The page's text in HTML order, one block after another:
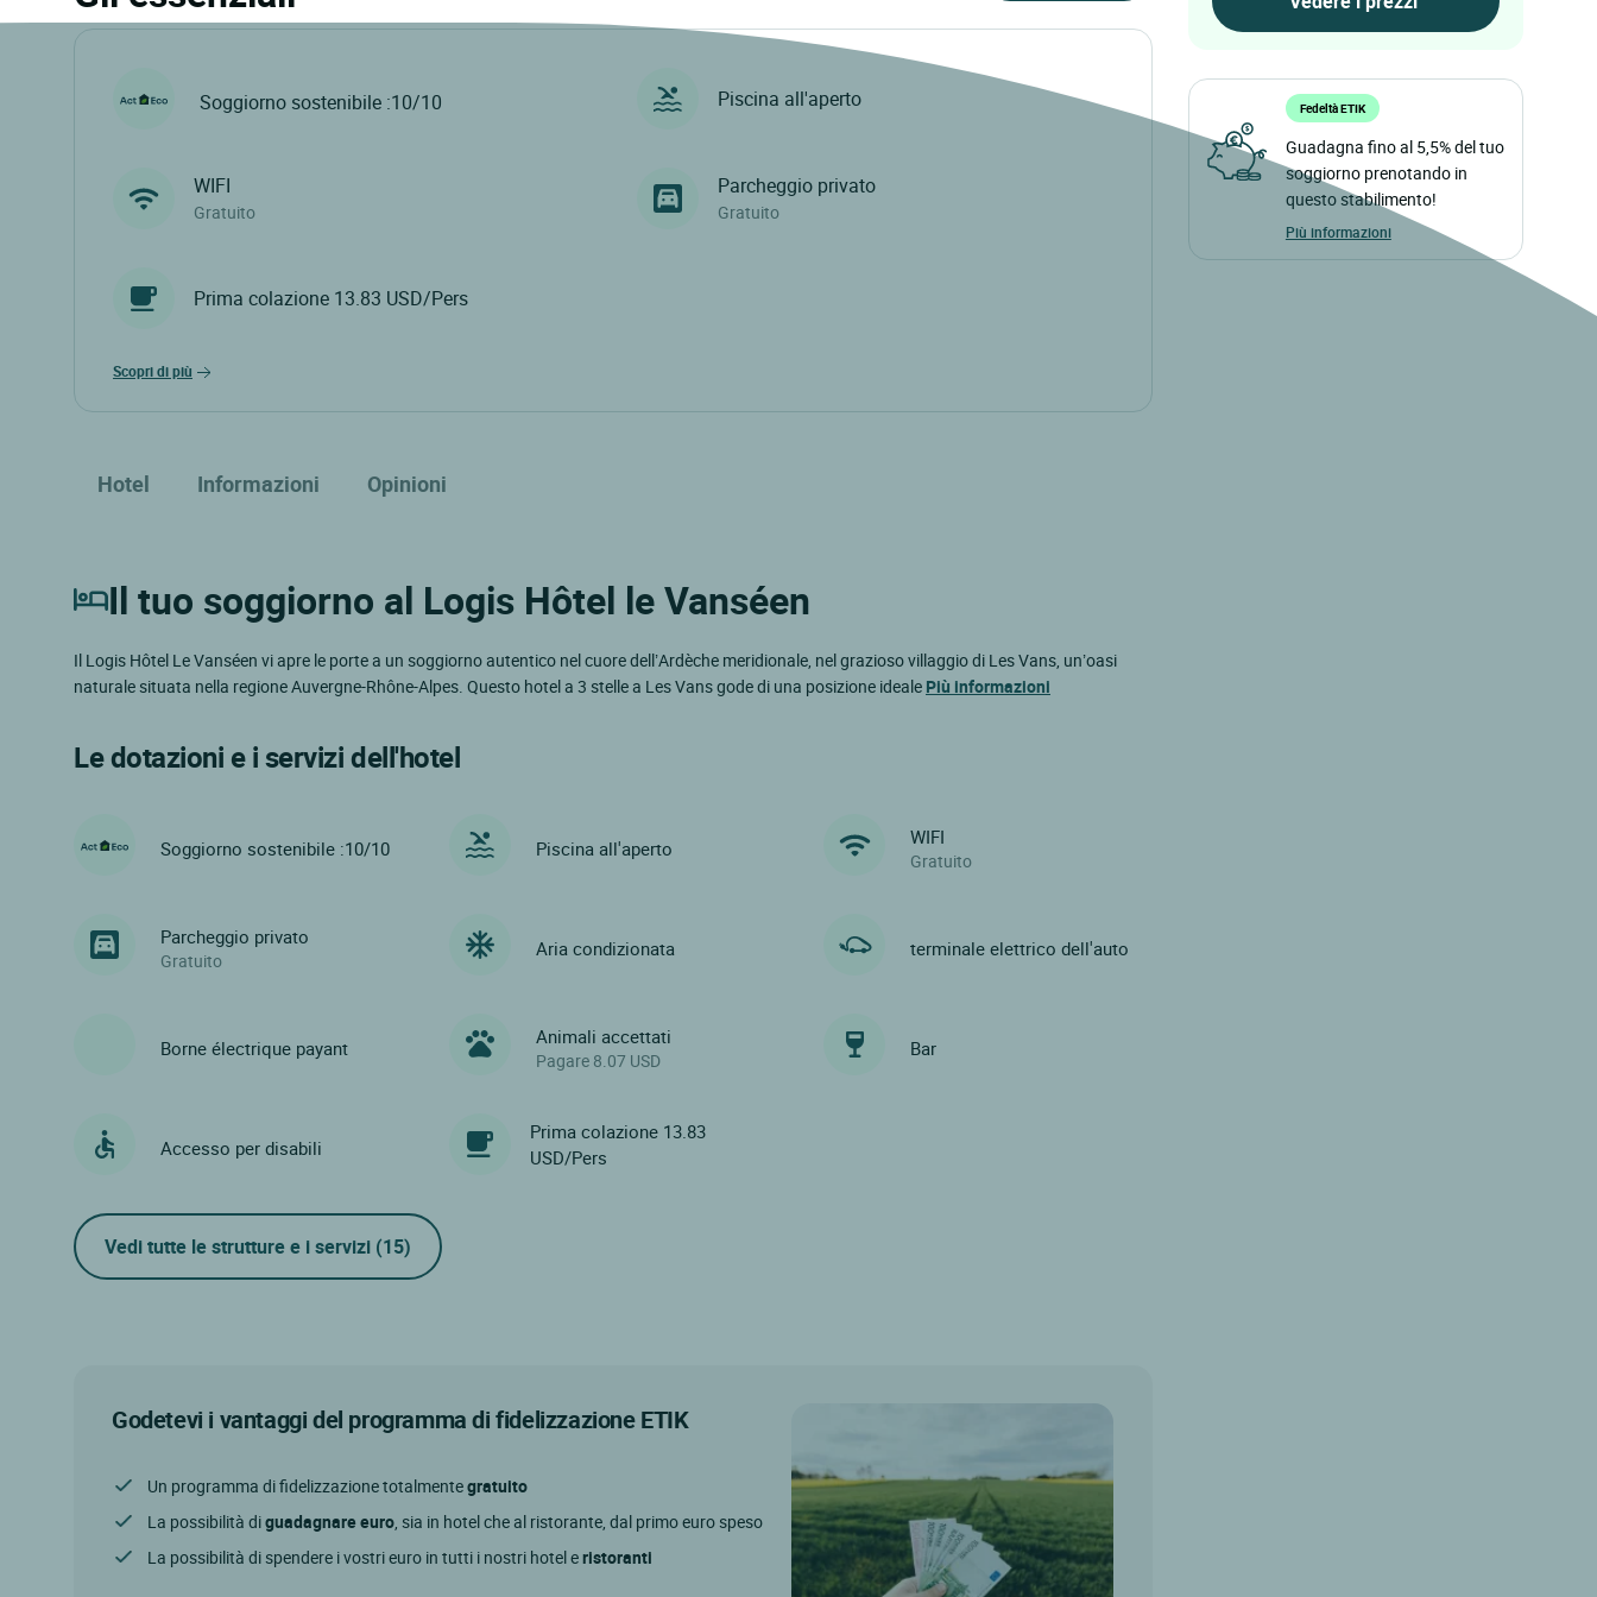
Soggiorno sostenibile :10/10 Piscina all'aperto
WIFI
Gratuito
Parcheggio privato
Gratuito
Prima colazione 13.83 USD/Pers
scopri di più
Hotel Informazioni Opinioni
Il tuo soggiorno al Logis Hôtel le Vanséen
Il Logis Hôtel Le Vanséen vi apre le porte a un soggiorno autentico nel cuore dell’Ardèche meridionale, nel grazioso villaggio di Les Vans, un’oasi
naturale situata nella regione Auvergne-Rhône-Alpes. Questo hotel a 3 stelle a Les Vans gode di una posizione ideale Più informazioni
Le dotazioni e i servizi dell'hotel
Soggiorno sostenibile :10/10 Piscina all'aperto WIFI
Gratuito
Parcheggio privato
Gratuito
Aria condizionata terminale elettrico dell'auto
Borne électrique payant Animali accettati
Pagare 8.07 USD
Bar
Accesso per disabili
Prima colazione 13.83
USD/Pers
Vedi tutte le strutture e i servizi (15)
Godetevi i vantaggi del programma di fidelizzazione ETIK
Un programma di fidelizzazione totalmentegratuito
La possibilità diguadagnare euro, sia in hotel che al ristorante, dal primo euro speso
La possibilità di spendere i vostri euro in tutti i nostri hotel eristoranti
Fedeltà ETIK
Guadagna fino al 5,5% del tuo
soggiorno prenotando in
questo stabilimento!
Più informazioni